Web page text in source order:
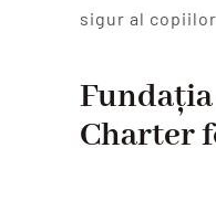
sigur al copiilor
Fundația
Charter